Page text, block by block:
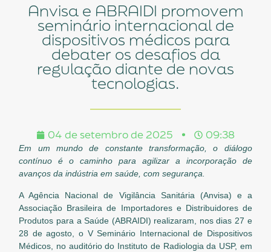
Anvisa e ABRAIDI promovem
seminário internacional de
dispositivos médicos para
debater os desafios da
regulação diante de novas
tecnologias.
04 de setembro de 2025 09:38
Em um mundo de constante transformação, o diálogo
contínuo é o caminho para agilizar a incorporação de
avanços da indústria em saúde, com segurança.
A Agência Nacional de Vigilância Sanitária (Anvisa) e a
Associação Brasileira de Importadores e Distribuidores de
Produtos para a Saúde (ABRAIDI) realizaram, nos dias 27 e
28 de agosto, o V Seminário Internacional de Dispositivos
Médicos, no auditório do Instituto de Radiologia da USP, em